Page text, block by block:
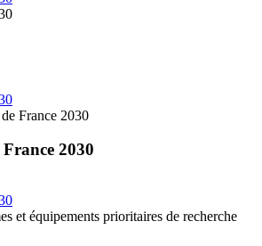
France 2030
2030
et équipements prioritaires de recherche